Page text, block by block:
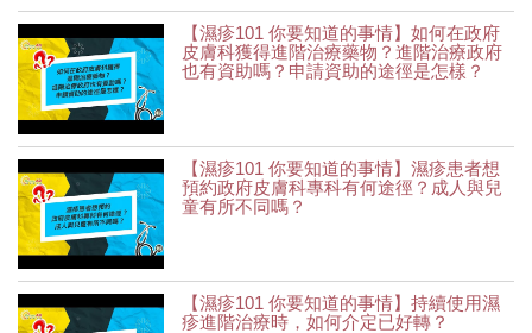
【濕疹101 你要知道的事情】如何在政府
皮膚科獲得進階治療藥物？進階治療政府
也有資助嗎？申請資助的途徑是怎樣？
【濕疹101 你要知道的事情】濕疹患者想
預約政府皮膚科專科有何途徑？成人與兒
童有所不同嗎？
【濕疹101 你要知道的事情】持續使用濕
疹進階治療時，如何介定已好轉？